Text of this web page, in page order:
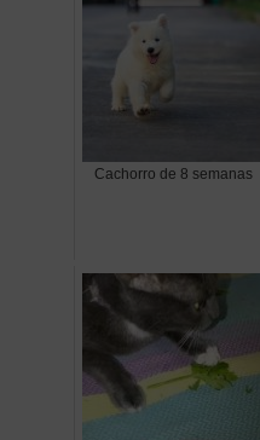
Cachorro de 8 semanas